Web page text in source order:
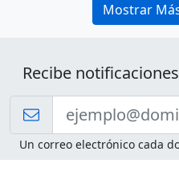
Mostrar
Recibe
Un correo electrónico cada